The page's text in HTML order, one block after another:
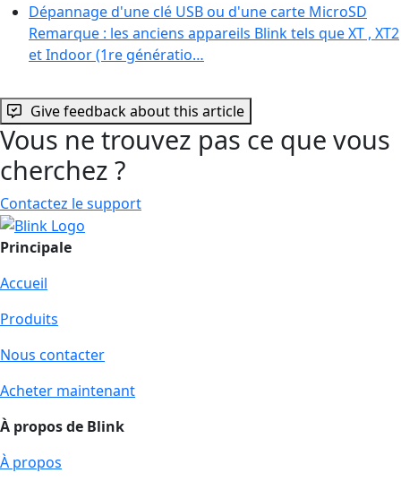
Dépannage d'une clé USB ou d'une carte MicroSD
Remarque : les anciens appareils Blink tels que XT , XT2
et Indoor (1re génératio…
Give feedback about this article
Vous ne trouvez pas ce que vous
cherchez ?
Contactez le support
Principale
Accueil
Produits
Nous contacter
Acheter maintenant
À propos de Blink
À propos